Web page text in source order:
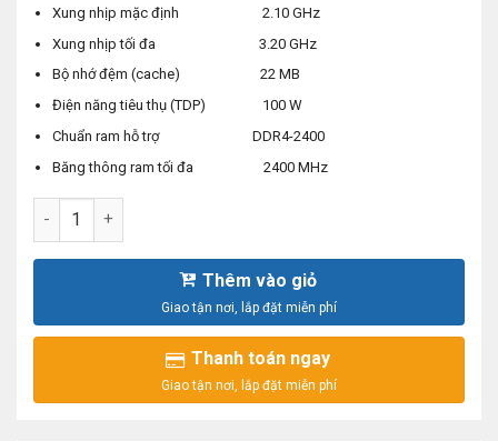
Xung nhịp mặc định 2.10 GHz
Xung nhịp tối đa 3.20 GHz
Bộ nhớ đệm (cache) 22 MB
Điện năng tiêu thụ (TDP) 100 W
Chuẩn ram hỗ trợ DDR4-2400
Băng thông ram tối đa 2400 MHz
Intel® Xeon® Silver 4216 Processor 22M Cache, 2.10 GHz
Thêm vào giỏ
Thanh toán ngay